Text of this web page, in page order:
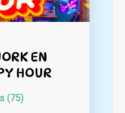
EN
HOUR
(75)